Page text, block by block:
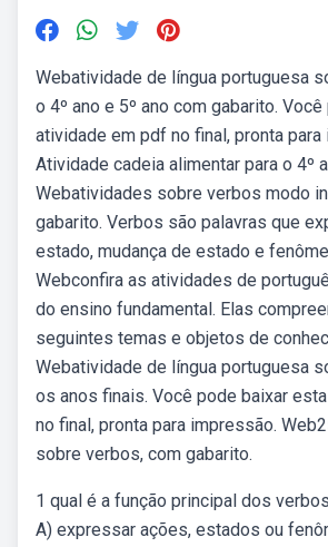
Webatividade de língua portuguesa
o 4º ano e 5º ano com gabarito.
atividade em pdf no final, pronta para
Atividade cadeia alimentar para o 4º
Webatividades sobre verbos modo
gabarito. Verbos são palavras que
estado, mudança de estado e
Webconfira as atividades de
do ensino fundamental. Elas
seguintes temas e objetos de
Webatividade de língua portuguesa
os anos finais. Você pode baixar
no final, pronta para impressão.
sobre verbos, com gabarito.
1 qual é a função principal dos
A) expressar ações, estados ou